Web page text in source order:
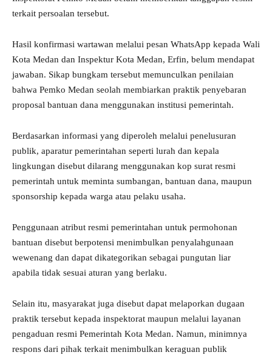
terkait persoalan tersebut.
Hasil konfirmasi wartawan melalui pesan WhatsApp kepada Wali
Kota Medan dan Inspektur Kota Medan, Erfin, belum mendapat
jawaban. Sikap bungkam tersebut memunculkan penilaian
bahwa Pemko Medan seolah membiarkan praktik penyebaran
proposal bantuan dana menggunakan institusi pemerintah.
Berdasarkan informasi yang diperoleh melalui penelusuran
publik, aparatur pemerintahan seperti lurah dan kepala
lingkungan disebut dilarang menggunakan kop surat resmi
pemerintah untuk meminta sumbangan, bantuan dana, maupun
sponsorship kepada warga atau pelaku usaha.
Penggunaan atribut resmi pemerintahan untuk permohonan
bantuan disebut berpotensi menimbulkan penyalahgunaan
wewenang dan dapat dikategorikan sebagai pungutan liar
apabila tidak sesuai aturan yang berlaku.
Selain itu, masyarakat juga disebut dapat melaporkan dugaan
praktik tersebut kepada inspektorat maupun melalui layanan
pengaduan resmi Pemerintah Kota Medan. Namun, minimnya
respons dari pihak terkait menimbulkan keraguan publik